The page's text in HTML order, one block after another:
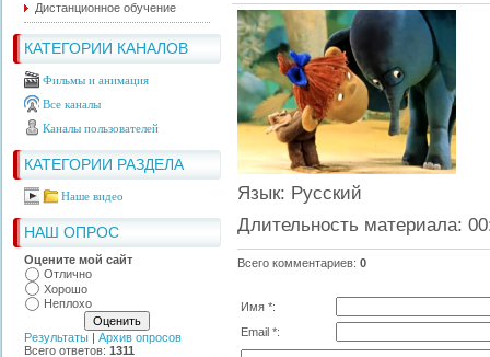
Дистанционное обучение
КАТЕГОРИИ КАНАЛОВ
Фильмы и анимация
Все каналы
Каналы пользователей
КАТЕГОРИИ РАЗДЕЛА
Наше видео
НАШ ОПРОС
Оцените мой сайт
Отлично
Хорошо
Неплохо
Результаты | Архив опросов
Всего ответов: 1311
Язык: Русский
Длительность материала:
Всего комментариев: 0
Имя *:
Email *: